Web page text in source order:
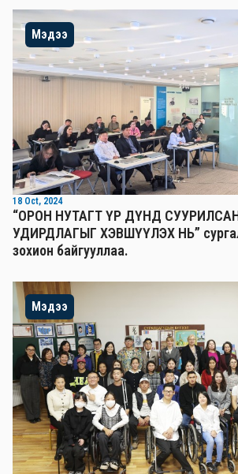
Мэдээ
18 Oct, 2024
“ОРОН НУТАГТ ҮР ДҮНД
УДИРДЛАГЫГ ХЭВШҮҮЛЭХ НЬ”
зохион байгууллаа.
Мэдээ